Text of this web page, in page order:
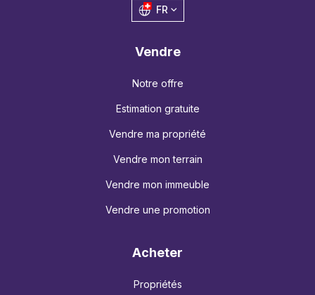
FR
Vendre
Notre offre
Estimation gratuite
Vendre ma propriété
Vendre mon terrain
Vendre mon immeuble
Vendre une promotion
Acheter
Propriétés